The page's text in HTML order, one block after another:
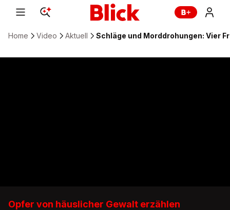
Home Video Aktuell Schläge und Morddrohungen: Vier
Opfer von häuslicher Gewalt erzählen